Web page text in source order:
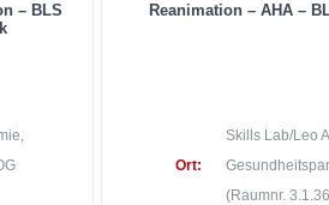
– BLS
Reanimation – AHA –
Ort:
Skills Lab/Leo
(Raumnr.